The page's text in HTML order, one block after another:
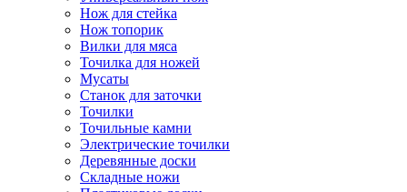
Нож для стейка
Нож топорик
Вилки для мяса
Точилка для ножей
Мусаты
Станок для заточки
Точилки
Точильные камни
Электрические точилки
Деревянные доски
Складные ножи